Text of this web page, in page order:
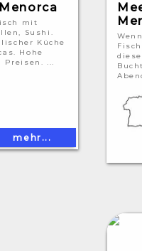
mit
Sushi.
Küche
Hohe
...
mehr...